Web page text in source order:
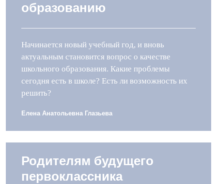
образованию
Начинается новый учебный год, и вновь
актуальным становится вопрос о качестве
школьного образования. Какие проблемы
сегодня есть в школе? Есть ли возможность их
решить?
Елена Анатольевна Глазьева
Родителям будущего
первоклассника